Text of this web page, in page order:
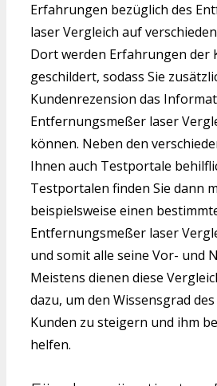
Erfahrungen bezüglich des
laser Vergleich auf
Dort werden Erfahrungen der
geschildert, sodass Sie
Kundenrezension das
Entfernungsmeßer laser
können. Neben den
Ihnen auch Testportale
Testportalen finden Sie dann
beispielsweise einen
Entfernungsmeßer laser
und somit alle seine Vor- und
Meistens dienen diese
dazu, um den Wissensgrad
Kunden zu steigern und ihm
helfen.